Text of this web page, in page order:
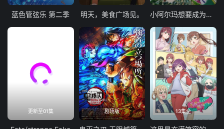
蓝色管弦乐 第二季 明天，美食广场见。 小阿尔玛想要成为家人
更新至01集 剧场版 13集全